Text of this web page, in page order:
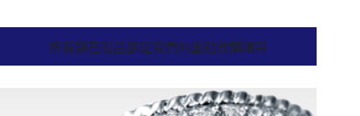
所有鑽石製品都是我們的重點收購項目